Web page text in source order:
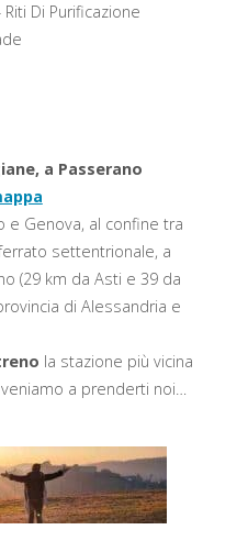
Di Purificazione
a Passerano
e Genova, al confine tra
settentrionale, a
(29 km da Asti e 39 da
di Alessandria e
la stazione più vicina
veniamo a prenderti noi…